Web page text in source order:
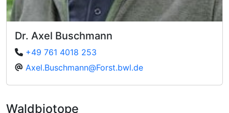
Dr. Axel Buschmann
+49 761 4018 253
Axel.Buschmann@Forst.bwl.de
Waldbiotope